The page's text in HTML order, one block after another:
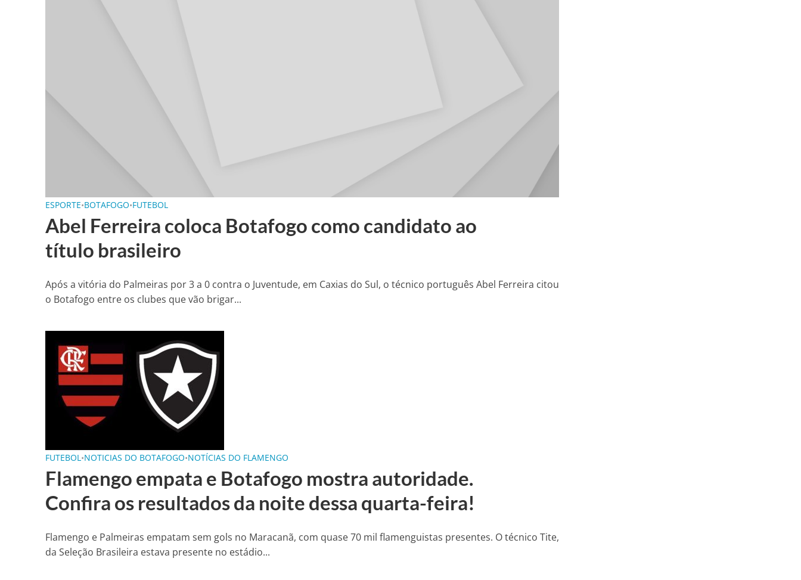
ESPORTE•BOTAFOGO•FUTEBOL
Abel Ferreira coloca Botafogo como candidato ao
título brasileiro
Após a vitória do Palmeiras por 3 a 0 contra o Juventude, em Caxias do Sul, o técnico português Abel Ferreira citou
o Botafogo entre os clubes que vão brigar...
FUTEBOL •NOTICIAS DO BOTAFOGO•NOTÍCIAS DO FLAMENGO
Flamengo empata e Botafogo mostra autoridade.
Confira os resultados da noite dessa quarta-feira!
Flamengo e Palmeiras empatam sem gols no Maracanã, com quase 70 mil flamenguistas presentes. O técnico Tite,
da Seleção Brasileira estava presente no estádio...